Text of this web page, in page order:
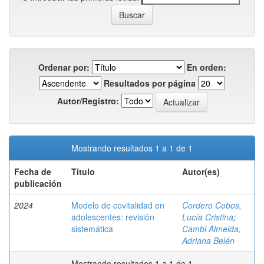
Ordenar por:
En orden:
Resultados por página
Autor/Registro:
Mostrando resultados 1 a 1 de 1
Fecha de
publicación
Título Autor(es)
2024
Modelo de covitalidad en
adolescentes: revisión
sistemática
Cordero Cobos,
Lucía Cristina;
Cambi Almeida,
Adriana Belén